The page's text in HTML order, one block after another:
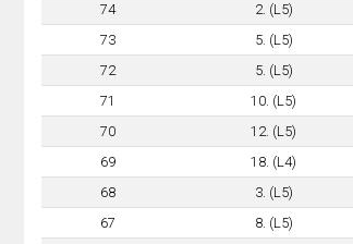
74
2. (L5)
73
5. (L5)
72
5. (L5)
71
10. (L5)
70
12. (L5)
69
18. (L4)
68
3. (L5)
67
8. (L5)